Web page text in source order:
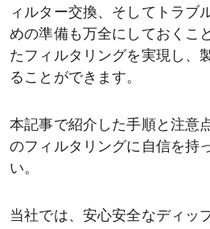
ィルター交換、そしてトラブ
めの準備も万全にしておくこ
たフィルタリングを実現し、
ることができます。
本記事で紹介した手順と注意
のフィルタリングに自信を持
い。
当社では、安心安全なディッ